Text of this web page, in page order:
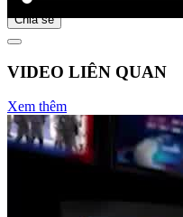
Chia sẻ
VIDEO LIÊN QUAN
Xem thêm